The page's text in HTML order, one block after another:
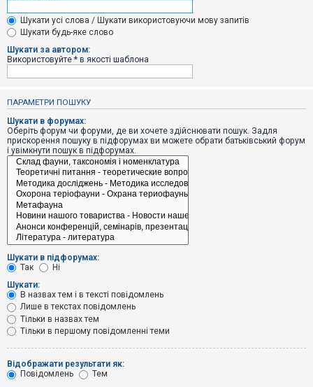
Т
е
м
и
б
і
п
о
в
і
д
в
н
т
е
м
и
о
ш
Шукати усі слова / Шукати використовуючи мову запитів
Шукати будь-яке слово
Шукати за автором:
Використовуйте * в якості шаблона
ПАРАМЕТРИ ПОШУКУ
Шукати в форумах:
Оберіть форум чи форуми, де ви хочете здійснювати пошук. Задля
прискорення пошуку в підфорумах ви можете обрати батьківський форум
і увімкнути пошук в підфорумах.
Шукати в підфорумах:
Так
Ні
Шукати:
В назвах тем і в тексті повідомлень
Лише в текстах повідомлень
Тільки в назвах тем
Тільки в першому повідомленні теми
Відображати результати як:
Повідомлень
Тем